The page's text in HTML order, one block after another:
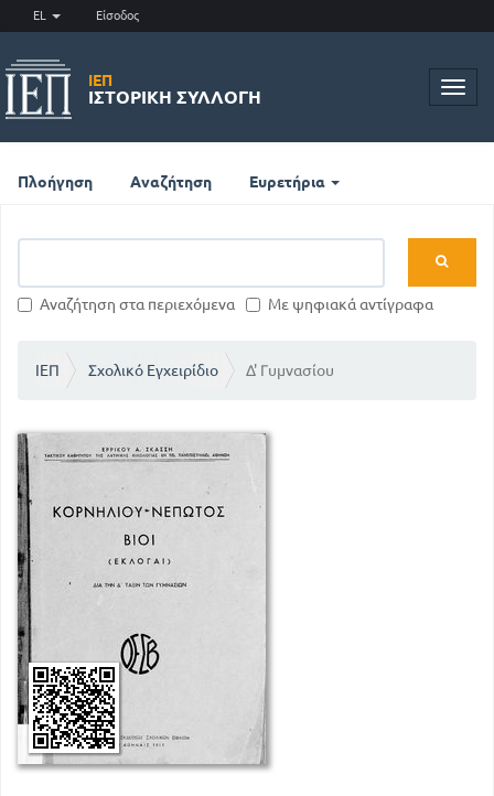
EL Είσοδος
ΙΕΠ
ΙΣΤΟΡΙΚΉ ΣΥΛΛΟΓΉ
Πλοήγηση Αναζήτηση Ευρετήρια
Αναζήτηση στα περιεχόμενα Με ψηφιακά αντίγραφα
ΙΕΠ Σχολικό Εγχειρίδιο Δ' Γυμνασίου